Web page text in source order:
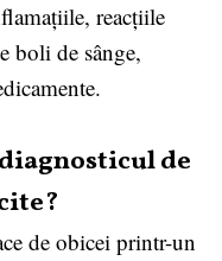
reacțiile
boli de sânge,
de
de obicei printr-un